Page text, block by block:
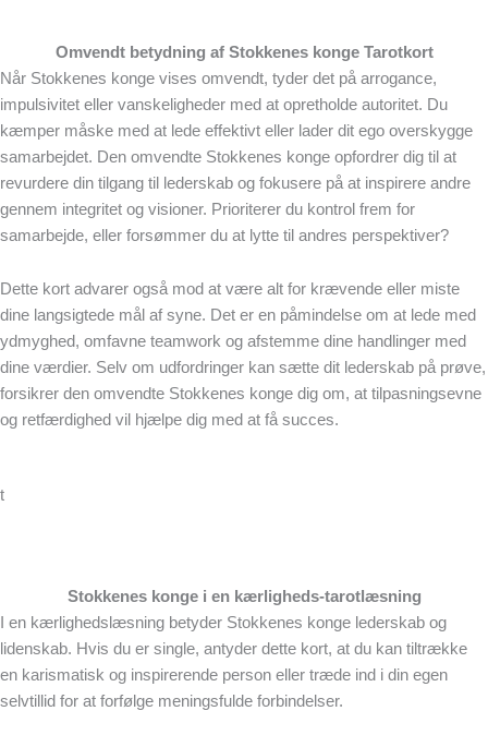
Omvendt betydning af Stokkenes konge Tarotkort
Når Stokkenes konge vises omvendt, tyder det på arrogance,
impulsivitet eller vanskeligheder med at opretholde autoritet. Du
kæmper måske med at lede effektivt eller lader dit ego overskygge
samarbejdet. Den omvendte Stokkenes konge opfordrer dig til at
revurdere din tilgang til lederskab og fokusere på at inspirere andre
gennem integritet og visioner. Prioriterer du kontrol frem for
samarbejde, eller forsømmer du at lytte til andres perspektiver?
Dette kort advarer også mod at være alt for krævende eller miste
dine langsigtede mål af syne. Det er en påmindelse om at lede med
ydmyghed, omfavne teamwork og afstemme dine handlinger med
dine værdier. Selv om udfordringer kan sætte dit lederskab på prøve,
forsikrer den omvendte Stokkenes konge dig om, at tilpasningsevne
og retfærdighed vil hjælpe dig med at få succes.
t
Stokkenes konge i en kærligheds-tarotlæsning
I en kærlighedslæsning betyder Stokkenes konge lederskab og
lidenskab. Hvis du er single, antyder dette kort, at du kan tiltrække
en karismatisk og inspirerende person eller træde ind i din egen
selvtillid for at forfølge meningsfulde forbindelser.